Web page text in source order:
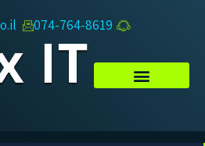
074-764-8619​